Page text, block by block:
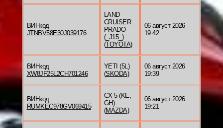
ВИНкод
JTNBV58E30J039176
LAND
CRUISER
PRADO
(_J15_)
(TOYOTA)
06 август 2026
19:42
ВИНкод
XW8JF25L2CH701246
YETI (5L)
(SKODA)
06 август 2026
19:39
ВИНкод
RUMKEC978GV069415
CX-5 (KE,
GH)
(MAZDA)
06 август 2026
19:21